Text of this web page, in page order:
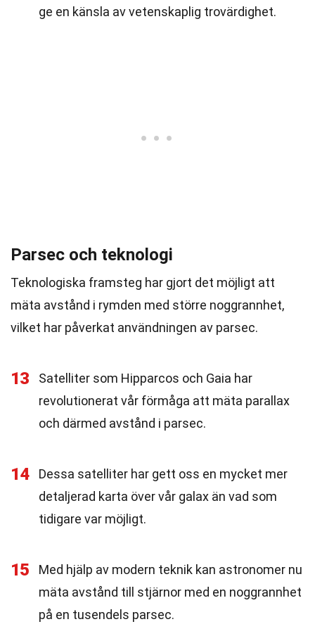
ge en känsla av vetenskaplig trovärdighet.
Parsec och teknologi
Teknologiska framsteg har gjort det möjligt att
mäta avstånd i rymden med större noggrannhet,
vilket har påverkat användningen av parsec.
13
Satelliter som Hipparcos och Gaia har
revolutionerat vår förmåga att mäta parallax
och därmed avstånd i parsec.
14
Dessa satelliter har gett oss en mycket mer
detaljerad karta över vår galax än vad som
tidigare var möjligt.
15
Med hjälp av modern teknik kan astronomer nu
mäta avstånd till stjärnor med en noggrannhet
på en tusendels parsec.